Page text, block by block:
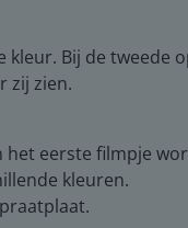
Bij de
zij zien.
eerste filmpje
kleuren.